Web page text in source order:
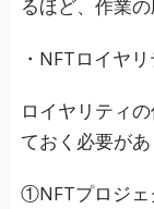
るほど、作業
・NFTロイヤ
ロイヤリティ
ておく必要があ
①NFTプロジェ